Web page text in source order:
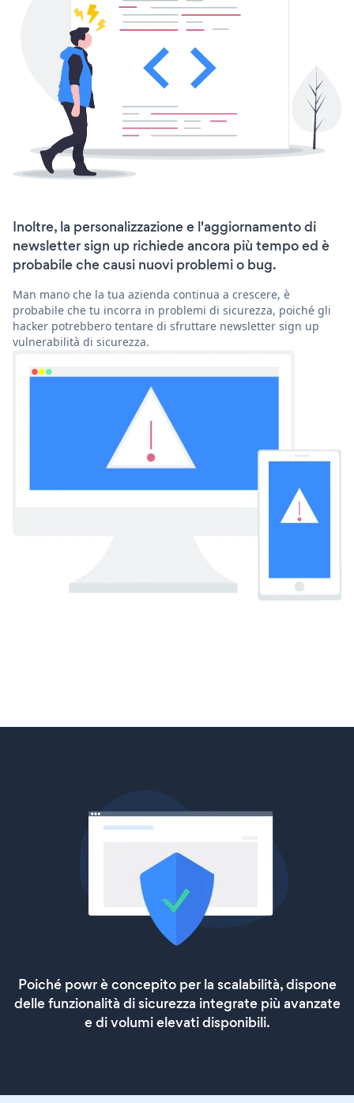
Inoltre, la personalizzazione e l'aggiornamento di
newsletter sign up richiede ancora più tempo ed è
probabile che causi nuovi problemi o bug.
Man mano che la tua azienda continua a crescere, è
probabile che tu incorra in problemi di sicurezza, poiché gli
hacker potrebbero tentare di sfruttare newsletter sign up
vulnerabilità di sicurezza.
Poiché powr è concepito per la scalabilità, dispone
delle funzionalità di sicurezza integrate più avanzate
e di volumi elevati disponibili.